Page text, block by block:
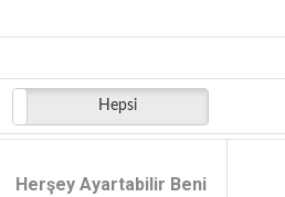
Hepsi
Herşey Ayartabilir Beni